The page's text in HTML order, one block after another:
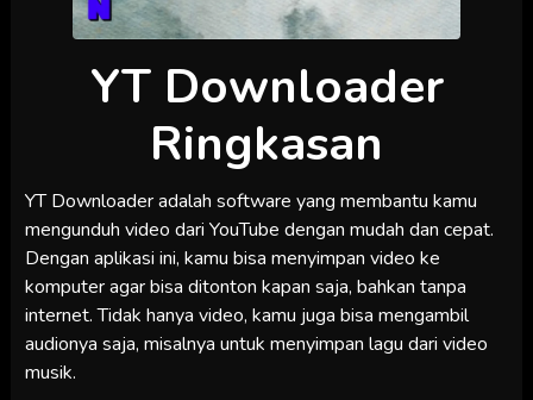
YT Downloader
Ringkasan
YT Downloader adalah software yang membantu kamu
mengunduh video dari YouTube dengan mudah dan cepat.
Dengan aplikasi ini, kamu bisa menyimpan video ke
komputer agar bisa ditonton kapan saja, bahkan tanpa
internet. Tidak hanya video, kamu juga bisa mengambil
audionya saja, misalnya untuk menyimpan lagu dari video
musik.